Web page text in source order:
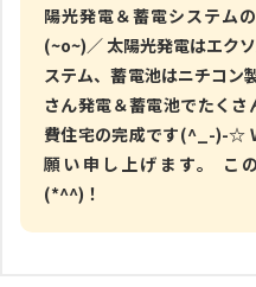
陽光発電＆蓄電システム
(~o~)／ 太陽光発電はエク
ステム、蓄電池はニチコ
さん発電＆蓄電池でたく
費住宅の完成です(^_-)-☆
願い申し上げます。 こ
(*^^)！